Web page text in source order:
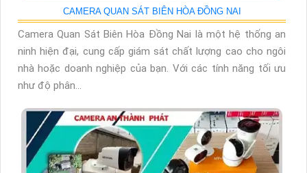
CAMERA QUAN SÁT BIÊN HÒA ĐỒNG NAI
Camera Quan Sát Biên Hòa Đồng Nai là một hệ thống an
ninh hiện đại, cung cấp giám sát chất lượng cao cho ngôi
nhà hoặc doanh nghiệp của bạn. Với các tính năng tối ưu
như độ phân...